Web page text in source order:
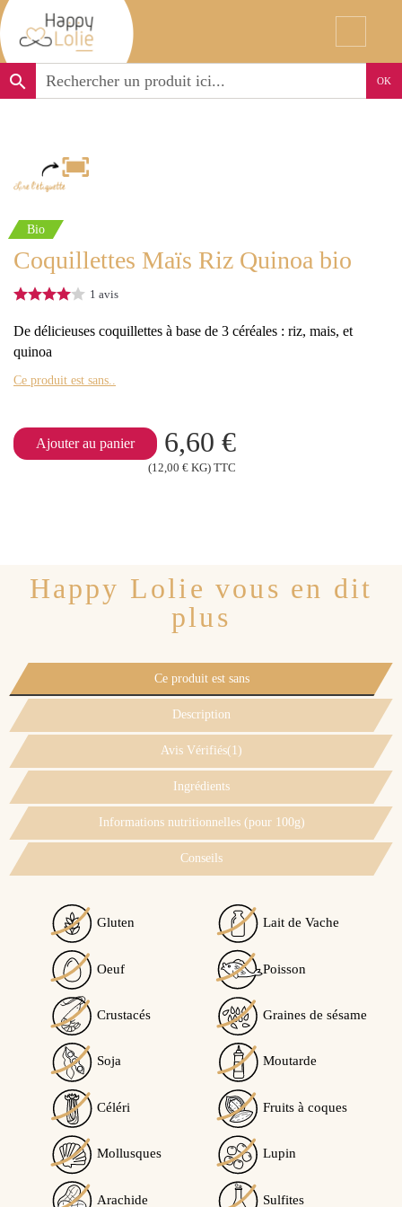
search OK
Bio
Coquillettes Maïs Riz Quinoa bio
1 avis
De délicieuses coquillettes à base de 3 céréales : riz, mais, et
quinoa
Ce produit est sans..
Ajouter au panier 6,60 €
(12,00 € KG) TTC
Happy Lolie vous en dit
plus
Ce produit est sans
Description
Avis Vérifiés(1)
Ingrédients
Informations nutritionnelles (pour 100g)
Conseils
Voir l'attestation de confiance
Avis soumis à un contrôle
/5
avis client(s)
Trier l'affichage des avis :
Ce produit peut contenir des traces de...
Traces éventuelles de soja Traces éventuelles de lupin
Gluten Lait de Vache
Oeuf Poisson
Crustacés Graines de sésame
Soja Moutarde
Céléri Fruits à coques
Mollusques Lupin
Arachide Sulfites